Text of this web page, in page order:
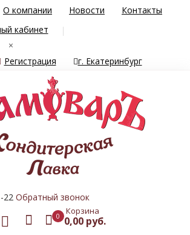
О компании Новости
Контакты
кабинет
×
Регистрация г. Екатеринбург
22 Обратный звонок
0 Корзина
0,00 руб.